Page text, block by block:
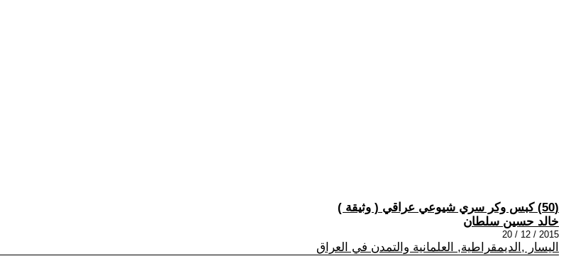
(50) كبس وكر سري شيوعي عراقي ( وثيقة )
خالد حسين سلطان
2015 / 12 / 20
اليسار ,الديمقراطية, العلمانية والتمدن في العراق